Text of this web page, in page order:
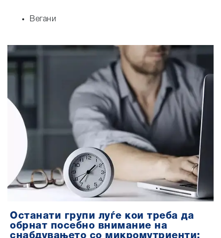
Вегани
Останати групи луѓе кои треба да
обрнат посебно внимание на
снабдувањето со микромутриенти: